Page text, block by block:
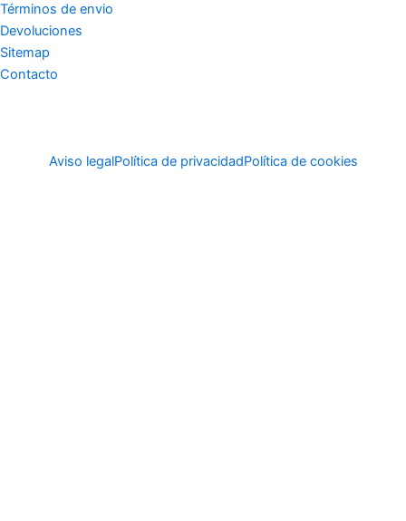
Términos de envio
Devoluciones
Sitemap
Contacto
Aviso legalPolítica de privacidadPolítica de cookies